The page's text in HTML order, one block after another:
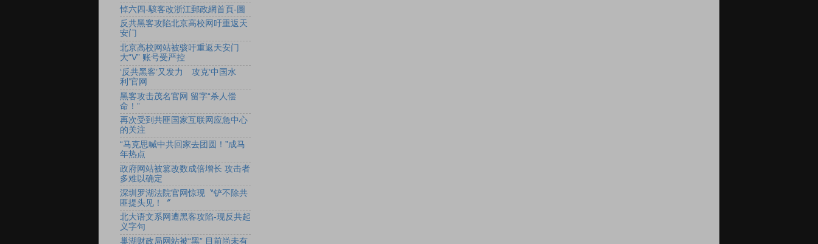
悼六四-駭客改浙江郵政網首頁-圖
反共黑客攻陷北京高校网吁重返天
安门
北京高校网站被骇吁重返天安门
大“V” 账号受严控
‘反共黑客’又发力 攻克‘中国水
利’官网
黑客攻击茂名官网 留字“杀人偿
命！”
再次受到共匪国家互联网应急中心
的关注
“马克思喊中共回家去团圆！”成马
年热点
政府网站被篡改数成倍增长 攻击者
多难以确定
深圳罗湖法院官网惊现〝铲不除共
匪提头见！〞
北大语文系网遭黑客攻陷-现反共起
义字句
巢湖财政局网站被“黑” 目前尚未有